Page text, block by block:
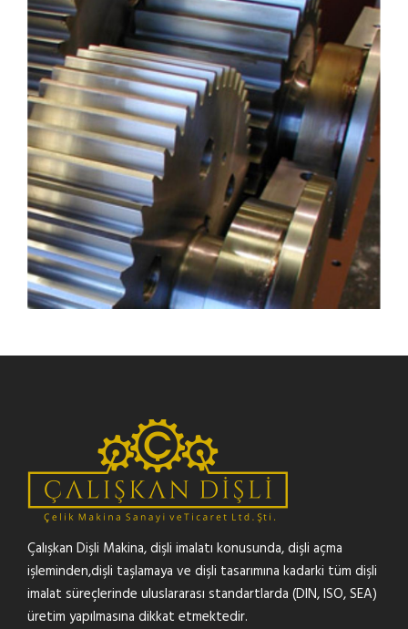
REDÜKTÖR TAMIRI
Çalışkan Dişli Makina, dişli imalatı konusunda, dişli açma
işleminden,dişli taşlamaya ve dişli tasarımına kadarki tüm dişli
imalat süreçlerinde uluslararası standartlarda (DIN, ISO, SEA)
üretim yapılmasına dikkat etmektedir.